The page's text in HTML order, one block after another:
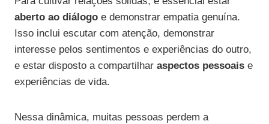
aberto ao diálogo e demonstrar empatia genuína.
Isso inclui escutar com atenção, demonstrar
interesse pelos sentimentos e experiências do outro,
e estar disposto a compartilhar aspectos pessoais e
experiências de vida.
Nessa dinâmica, muitas pessoas perdem a